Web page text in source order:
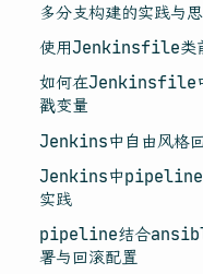
多分支构建的实践与
使用Jenkinsfile类
如何在Jenkinsfile
戳变量
Jenkins中自由风格
Jenkins中pipeline
实践
pipeline结合
署与回滚配置